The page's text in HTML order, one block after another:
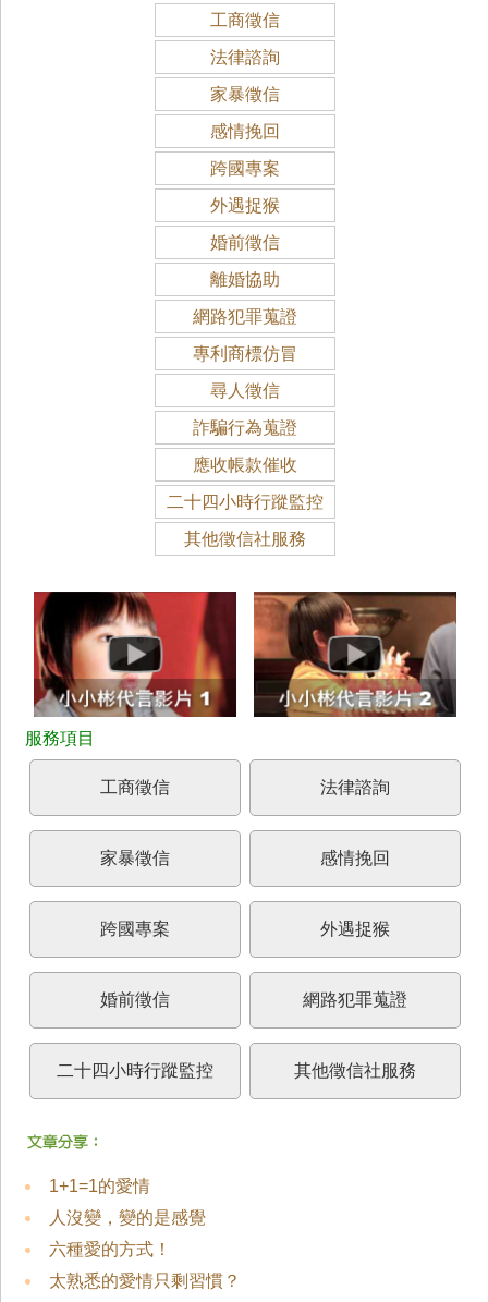
工商徵信
法律諮詢
家暴徵信
感情挽回
跨國專案
外遇捉猴
婚前徵信
離婚協助
網路犯罪蒐證
專利商標仿冒
尋人徵信
詐騙行為蒐證
應收帳款催收
二十四小時行蹤監控
其他徵信社服務
工商徵信 法律諮詢
家暴徵信 感情挽回
跨國專案 外遇捉猴
婚前徵信 網路犯罪蒐證
二十四小時行蹤監控 其他徵信社服務
1+1=1的愛情
人沒變，變的是感覺
六種愛的方式！
太熟悉的愛情只剩習慣？